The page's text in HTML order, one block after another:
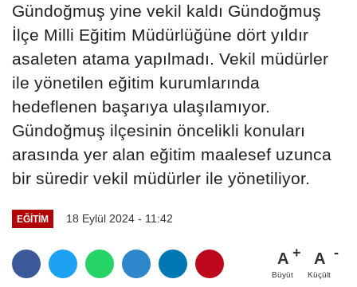
Gündoğmuş yine vekil kaldı Gündoğmuş
İlçe Milli Eğitim Müdürlüğüne dört yıldır
asaleten atama yapılmadı. Vekil müdürler
ile yönetilen eğitim kurumlarında
hedeflenen başarıya ulaşılamıyor.
Gündoğmuş ilçesinin öncelikli konuları
arasında yer alan eğitim maalesef uzunca
bir süredir vekil müdürler ile yönetiliyor.
EĞİTİM 18 Eylül 2024 - 11:42
A
Büyüt
A
Küçült